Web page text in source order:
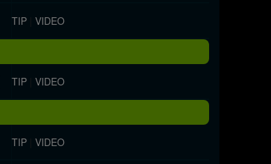
TIP VIDEO
TIP VIDEO
TIP VIDEO